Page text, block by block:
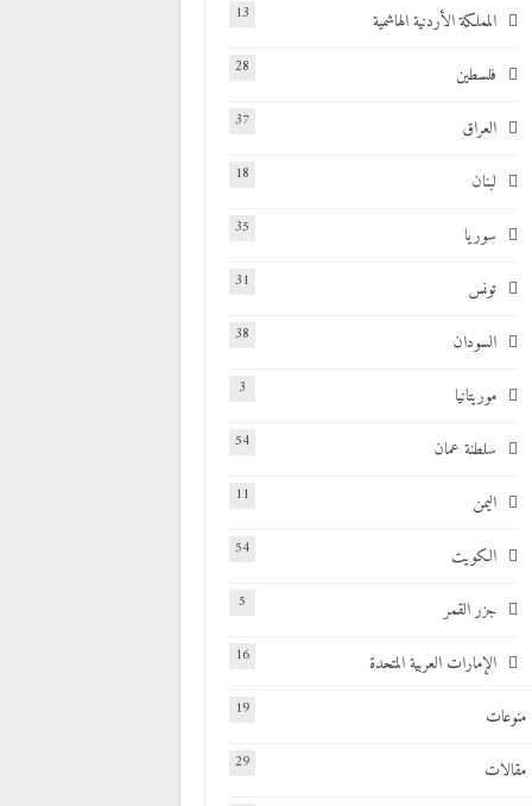
المملكة الأردنية الهاشمية 13
فلسطين 28
العراق 37
لبنان 18
سوريا 35
تونس 31
السودان 38
موريتانيا 3
سلطنة عمان 54
اليمن 11
الكويت 54
جزر القمر 5
الإمارات العربية المتحدة 16
منوعات 19
مقالات 29